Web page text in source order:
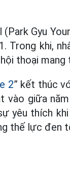
Gyu
Trong khi,
thoại mang
2” kết thúc
giữa
yêu thích
thế lực đen